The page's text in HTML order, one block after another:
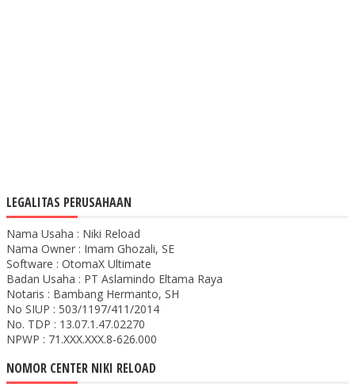
LEGALITAS PERUSAHAAN
Nama Usaha : Niki Reload
Nama Owner : Imam Ghozali, SE
Software : OtomaX Ultimate
Badan Usaha : PT Aslamindo Eltama Raya
Notaris : Bambang Hermanto, SH
No SIUP : 503/1197/411/2014
No. TDP : 13.07.1.47.02270
NPWP : 71.XXX.XXX.8-626.000
NOMOR CENTER NIKI RELOAD